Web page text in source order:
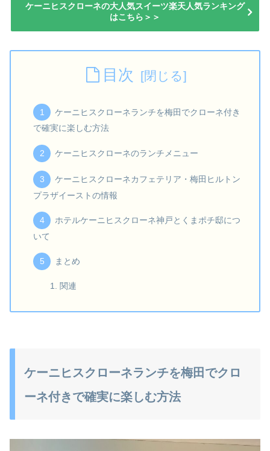
ケーニヒスクローネの大人気スイーツ楽天人気ランキング
はこちら＞＞
目次
ケーニヒスクローネランチを梅田でクローネ付き
で確実に楽しむ方法
ケーニヒスクローネのランチメニュー
ケーニヒスクローネカフェテリア・梅田ヒルトン
プラザイーストの情報
ホテルケーニヒスクローネ神戸とくまポチ邸につ
いて
まとめ
関連
ケーニヒスクローネランチを梅田でクロ
ーネ付きで確実に楽しむ方法